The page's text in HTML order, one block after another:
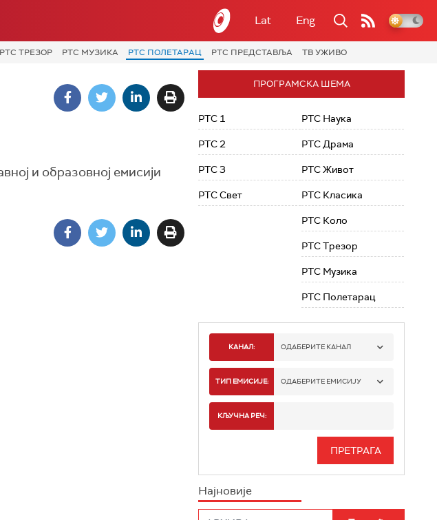
Lat Eng
РТС ТРЕЗОР РТС МУЗИКА РТС ПОЛЕТАРАЦ РТС ПРЕДСТАВЉА ТВ УЖИВО
и образовној емисији
ПРОГРАМСКА ШЕМА
РТС 1
РТС 2
РТС 3
РТС Свет
РТС Наука
РТС Драма
РТС Живот
РТС Класика
РТС Коло
РТС Трезор
РТС Музика
РТС Полетарац
КАНАЛ: ОДАБЕРИТЕ КАНАЛ
РТС 1
РТС 3
ТИП ЕМИСИЈЕ: ОДАБЕРИТЕ ЕМИСИЈУ
КЉУЧНА РЕЧ:
Најновије